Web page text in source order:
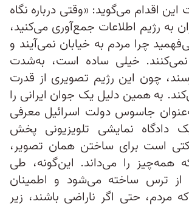
اقدام می‌گوید: «وقتی درباره نگاه
به رژیم اطلاعات جمع‌آوری می‌کنید،
چرا مردم به خیابان نمی‌آیند و
خیلی ساده است، به‌شدت
چون این رژیم تصویری از قدرت
به همین دلیل یک جوان ایرانی را
جاسوس دولت اسرائیل معرفی
دادگاه نمایشی تلویزیونی پخش
است برای ساختن همان تصویر،
همه‌چیز را می‌داند. این‌گونه، طی
از ترس ساخته می‌شود و اطمینان
مردم، حتی اگر ناراضی باشند، زیر